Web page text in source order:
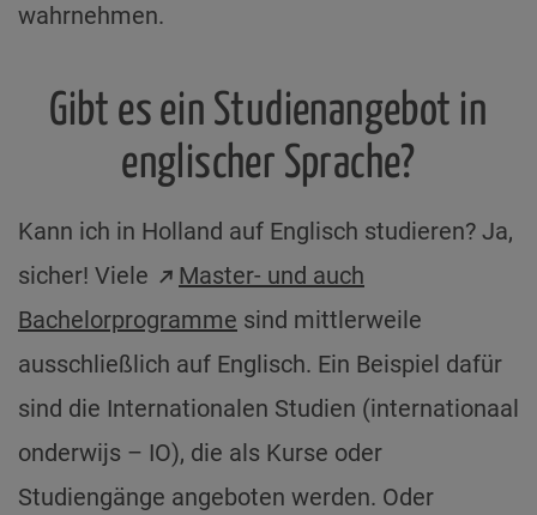
wahrnehmen.
Gibt es ein Studienangebot in
englischer Sprache?
Kann ich in Holland auf Englisch studieren? Ja,
sicher! Viele
Master- und auch
Bachelorprogramme sind mittlerweile
ausschließlich auf Englisch. Ein Beispiel dafür
sind die Internationalen Studien (internationaal
onderwijs – IO), die als Kurse oder
Studiengänge angeboten werden. Oder